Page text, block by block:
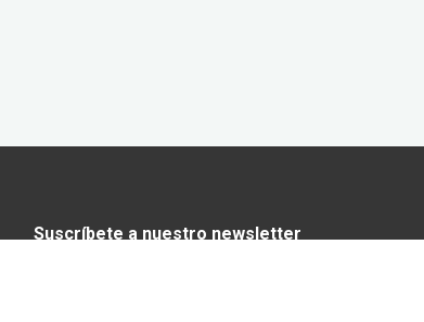
Suscríbete a nuestro newsletter